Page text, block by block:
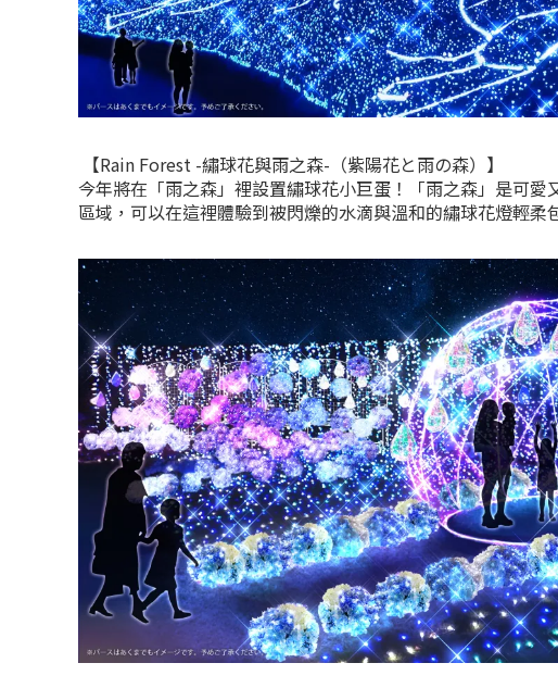
【Rain Forest -繡球花與雨之森-（紫陽花と雨の森）】
今年將在「雨之森」裡設置繡球花小巨蛋！「雨之森」是可愛
區域，可以在這裡體驗到被閃爍的水滴與溫和的繡球花燈輕柔